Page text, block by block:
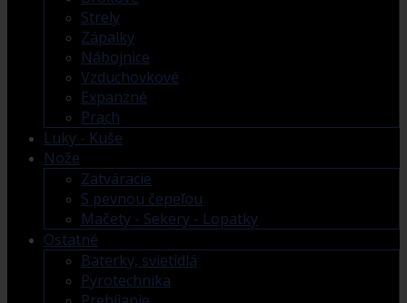
Strely
Zápalky
Nábojnice
Vzduchovkové
Expanzné
Prach
Luky - Kuše
Nože
Zatváracie
S pevnou čepeľou
Mačety - Sekery - Lopatky
Ostatné
Baterky, svietidlá
Pyrotechnika